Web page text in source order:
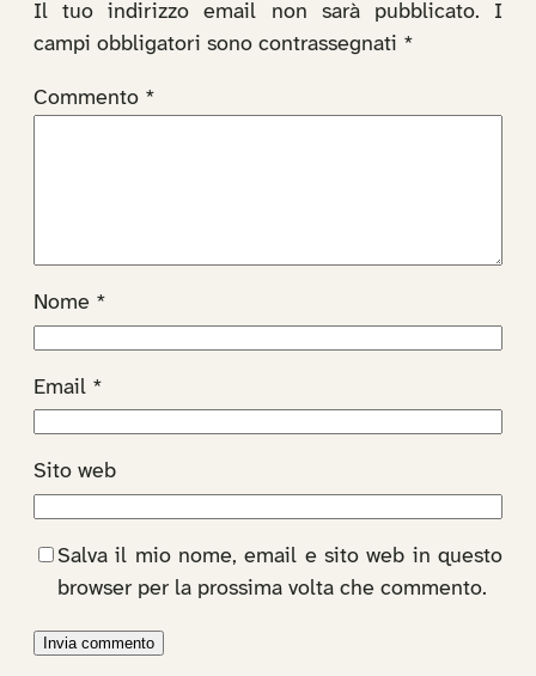
Il tuo indirizzo email non sarà pubblicato.
I
campi obbligatori sono contrassegnati *
Commento *
Nome *
Email *
Sito web
Salva il mio nome, email e sito web in questo
browser per la prossima volta che commento.